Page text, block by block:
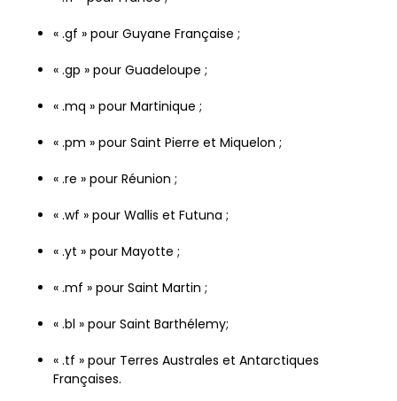
« .gf » pour Guyane Française ;
« .gp » pour Guadeloupe ;
« .mq » pour Martinique ;
« .pm » pour Saint Pierre et Miquelon ;
« .re » pour Réunion ;
« .wf » pour Wallis et Futuna ;
« .yt » pour Mayotte ;
« .mf » pour Saint Martin ;
« .bl » pour Saint Barthélemy;
« .tf » pour Terres Australes et Antarctiques
Françaises.